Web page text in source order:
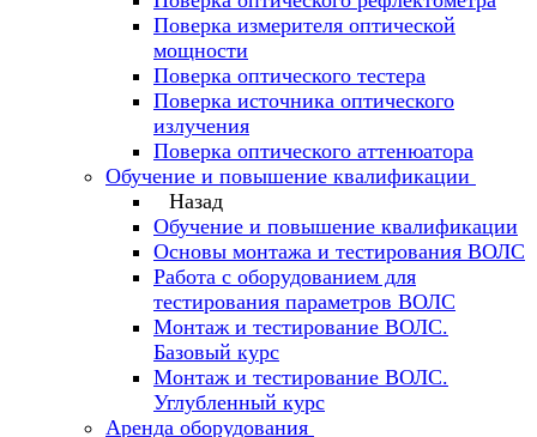
Поверка измерителя оптической
мощности
Поверка оптического тестера
Поверка источника оптического
излучения
Поверка оптического аттенюатора
Обучение и повышение квалификации
Назад
Обучение и повышение квалификации
Основы монтажа и тестирования ВОЛС
Работа с оборудованием для
тестирования параметров ВОЛС
Монтаж и тестирование ВОЛС.
Базовый курс
Монтаж и тестирование ВОЛС.
Углубленный курс
Аренда оборудования